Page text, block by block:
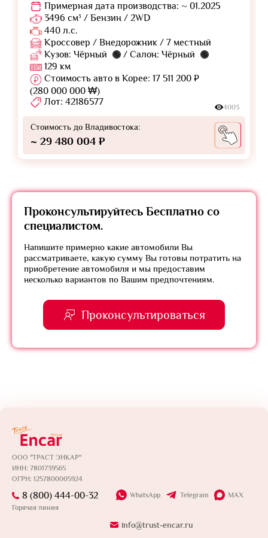
Примерная дата производства: ~ 01.2025
3496 см³ / Бензин / 2WD
440 л.с.
Кроссовер / Внедорожник / 7 местный
Кузов: Чёрный
/ Салон: Чёрный
129 км
Стоимость авто в Корее: 17 511 200 ₽
(280 000 000 ₩)
Лот: 42186577
4003
Стоимость до Владивостока:
~ 29 480 004 ₽
Проконсультируйтесь Бесплатно со
специалистом.
Напишите примерно какие автомобили Вы
рассматриваете, какую сумму Вы готовы потратить на
приобретение автомобиля и мы предоставим
несколько вариантов по Вашим предпочтениям.
Проконсультироваться
ООО "ТРАСТ ЭНКАР"
ИНН: 7801739565
ОГРН: 1257800005924
8 (800) 444-00-32
Горячая линия
WhatsApp Telegram MAX
info@trust-encar.ru